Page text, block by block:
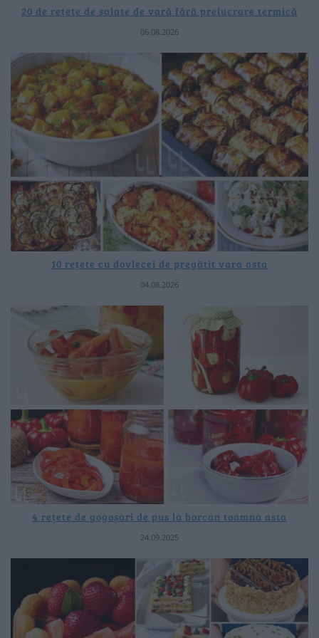
20 de rețete de salate de vară fără prelucrare termică
06.08.2026
10 rețete cu dovlecei de pregătit vara asta
04.08.2026
4 rețete de gogoșari de pus la borcan toamna asta
24.09.2025